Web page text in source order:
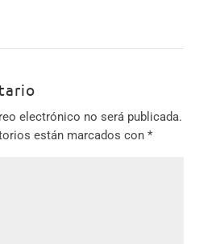
electrónico no será publicada.
están marcados con *